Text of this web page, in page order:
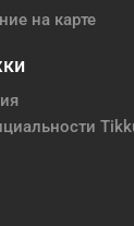
на карте